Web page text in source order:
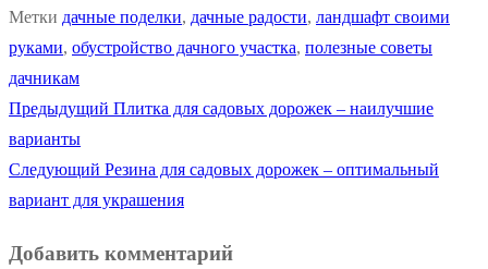
Метки дачные поделки, дачные радости, ландшафт своими
руками, обустройство дачного участка, полезные советы
дачникам
Навигация
по
записям
Предыдущий Предыдущая
Плитка для садовых дорожек – наилучшие
варианты
Следующий Следующая
запись:
Резина для садовых дорожек – оптимальный
вариант для украшения
Добавить комментарий